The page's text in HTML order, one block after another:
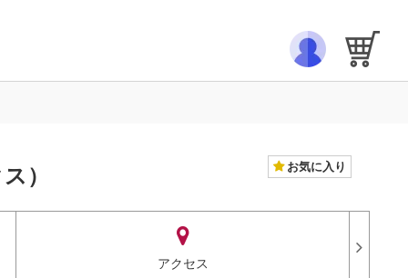
） お気に入り
アクセス